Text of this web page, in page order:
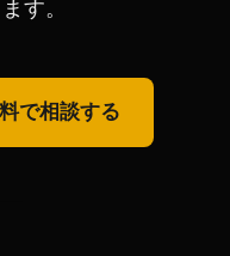
す。
で相談する